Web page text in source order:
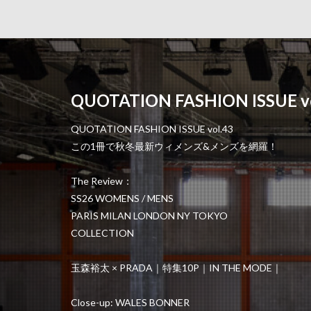
QUOTATION FASHION ISSUE
QUOTATION FASHION ISSUE vol.43
この1冊で秋冬最新ウィメンズ&メンズを網羅！
The Review：
SS26 WOMENS / MENS
PARIS MILAN LONDON NY TOKYO
COLLECTION
玉森裕太 × PRADA｜特集10P｜IN THE MODE｜
Close-up: WALES BONNER